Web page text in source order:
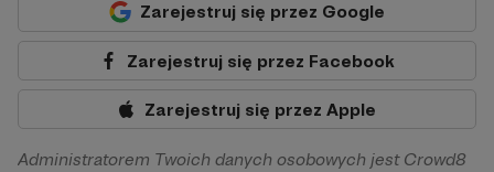
Zarejestruj się przez Google
Zarejestruj się przez Facebook
Zarejestruj się przez Apple
Administratorem Twoich danych osobowych jest Crowd8